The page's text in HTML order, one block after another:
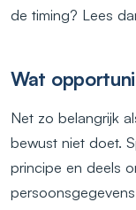
de timing? Lees
Wat
Net zo belangrijk
bewust niet doet.
principe en deels